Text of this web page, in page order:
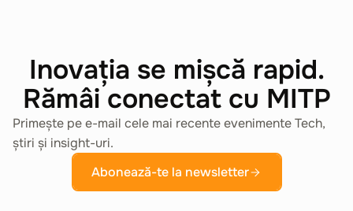
Inovația se mișcă rapid.
Rămâi conectat cu MITP
Primește pe e-mail cele mai recente evenimente Tech,
știri și insight-uri.
Abonează-te la newsletter